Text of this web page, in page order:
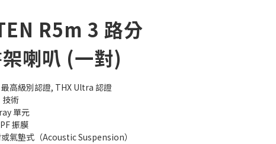
R5m 3 路分
喇叭 (一對)
高級別認證, THX Ultra 認證
術
單元
振膜
氣墊式（Acoustic Suspension）